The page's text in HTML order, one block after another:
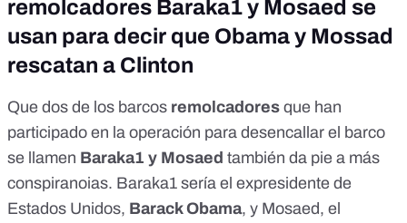
remolcadores Baraka1 y Mosaed se
usan para decir que Obama y Mossad
rescatan a Clinton
Que dos de los barcos remolcadores que han
participado en la operación para desencallar el barco
se llamen Baraka1 y Mosaed también da pie a más
conspiranoias. Baraka1 sería el expresidente de
Estados Unidos, Barack Obama, y Mosaed, el